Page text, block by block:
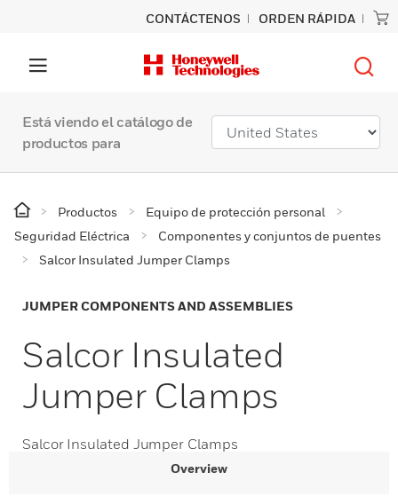
CONTÁCTENOS ORDEN RÁPIDA
Está viendo el catálogo de
productos para
Productos
Equipo de protección personal
Seguridad Eléctrica
Componentes y conjuntos de puentes
Salcor Insulated Jumper Clamps
JUMPER COMPONENTS AND ASSEMBLIES
Salcor Insulated
Jumper Clamps
Salcor Insulated Jumper Clamps
Overview